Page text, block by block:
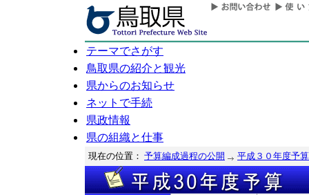
テーマでさがす
鳥取県の紹介と観光
県からのお知らせ
ネットで手続
県政情報
県の組織と仕事
現在の位置： 予算編成過程の公開 平成３０年度予算